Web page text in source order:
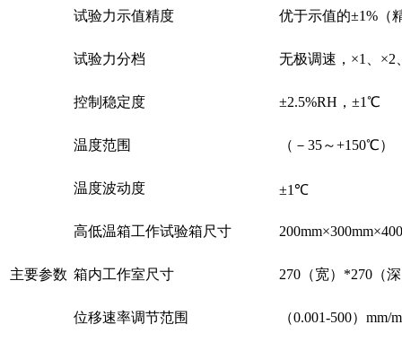
主要参数
试验力示值精度 优于示值的±1%（
试验力分档 无极调速，×1、×2
控制稳定度 ±2.5%RH，±1℃
温度范围 （－35～+150℃
温度波动度 ±1℃
高低温箱工作试验箱尺寸
箱内工作室尺寸 270（宽）*270（
位移速率调节范围 （0.001-500）